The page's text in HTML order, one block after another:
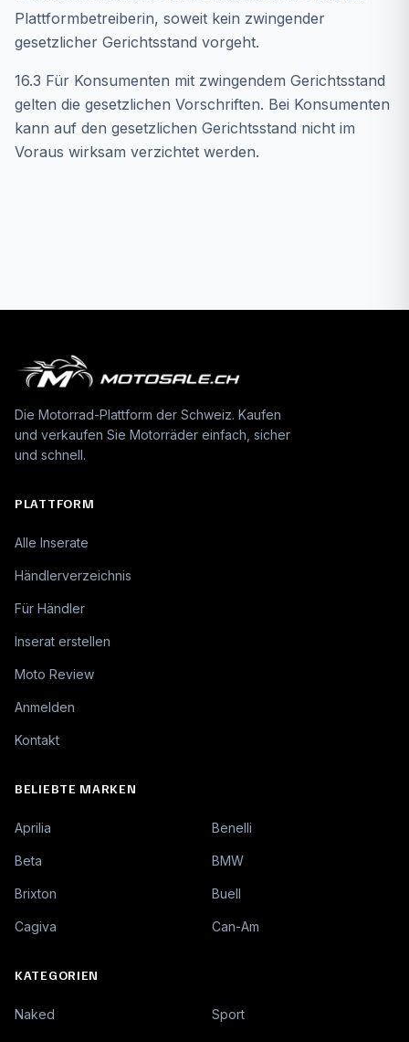
Plattformbetreiberin, soweit kein zwingender
gesetzlicher Gerichtsstand vorgeht.
16.3 Für Konsumenten mit zwingendem Gerichtsstand
gelten die gesetzlichen Vorschriften. Bei Konsumenten
kann auf den gesetzlichen Gerichtsstand nicht im
Voraus wirksam verzichtet werden.
Die Motorrad-Plattform der Schweiz. Kaufen
und verkaufen Sie Motorräder einfach, sicher
und schnell.
PLATTFORM
Alle Inserate
Händlerverzeichnis
Für Händler
Inserat erstellen
Moto Review
Anmelden
Kontakt
BELIEBTE MARKEN
Aprilia Benelli
Beta BMW
Brixton Buell
Cagiva Can-Am
KATEGORIEN
Naked Sport